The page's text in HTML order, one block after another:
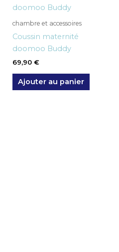
chambre et accessoires
Coussin maternité
doomoo Buddy
69,90 €
Ajouter au panier